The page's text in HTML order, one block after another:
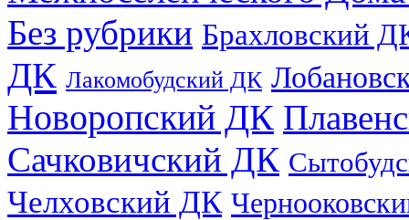
Без рубрики Брахловский
ДК Лакомобудский ДК
Новоропский ДК
Сачковичский ДК
Челховский ДК